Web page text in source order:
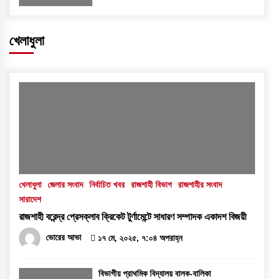
খেলাধুলা
খেলাধুলা জেলার সংবাদ নির্বাচিত খবর রাজশাহী বিভাগ
রাজশাহীর সংবাদ
সারাদেশ
রাজশাহী বরেন্দ্র প্রেসক্লাব ক্রিকেট টুর্ণামেন্টে সাধারণ সম্পাদক একাদশ বিজয়ী
ভোরের আভা ১৭ মে, ২০২৫, ৭:০৪ অপরাহ্ন
বিভাগীয় প্রাথমিক বিদ্যালয় বালক-বালিকা